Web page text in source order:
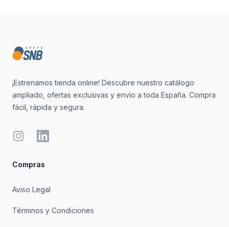
¡Estrenamos tienda online! Descubre nuestro catálogo
ampliado, ofertas exclusivas y envío a toda España. Compra
fácil, rápida y segura.
InstagramLinkedIn
Compras
Aviso Legal
Términos y Condiciones